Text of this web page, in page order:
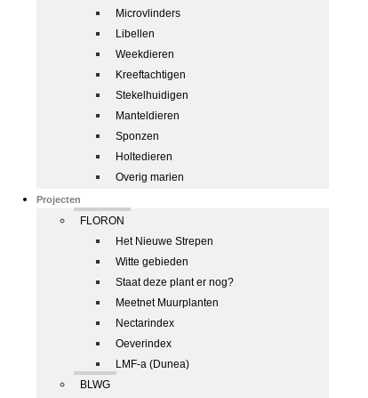
Microvlinders
Libellen
Weekdieren
Kreeftachtigen
Stekelhuidigen
Manteldieren
Sponzen
Holtedieren
Overig marien
Projecten
FLORON
Het Nieuwe Strepen
Witte gebieden
Staat deze plant er nog?
Meetnet Muurplanten
Nectarindex
Oeverindex
LMF-a (Dunea)
BLWG